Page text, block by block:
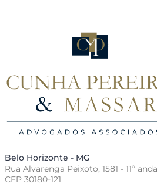
Belo Horizonte - MG
Rua Alvarenga Peixoto, 1581 - 11º
CEP 30180-121